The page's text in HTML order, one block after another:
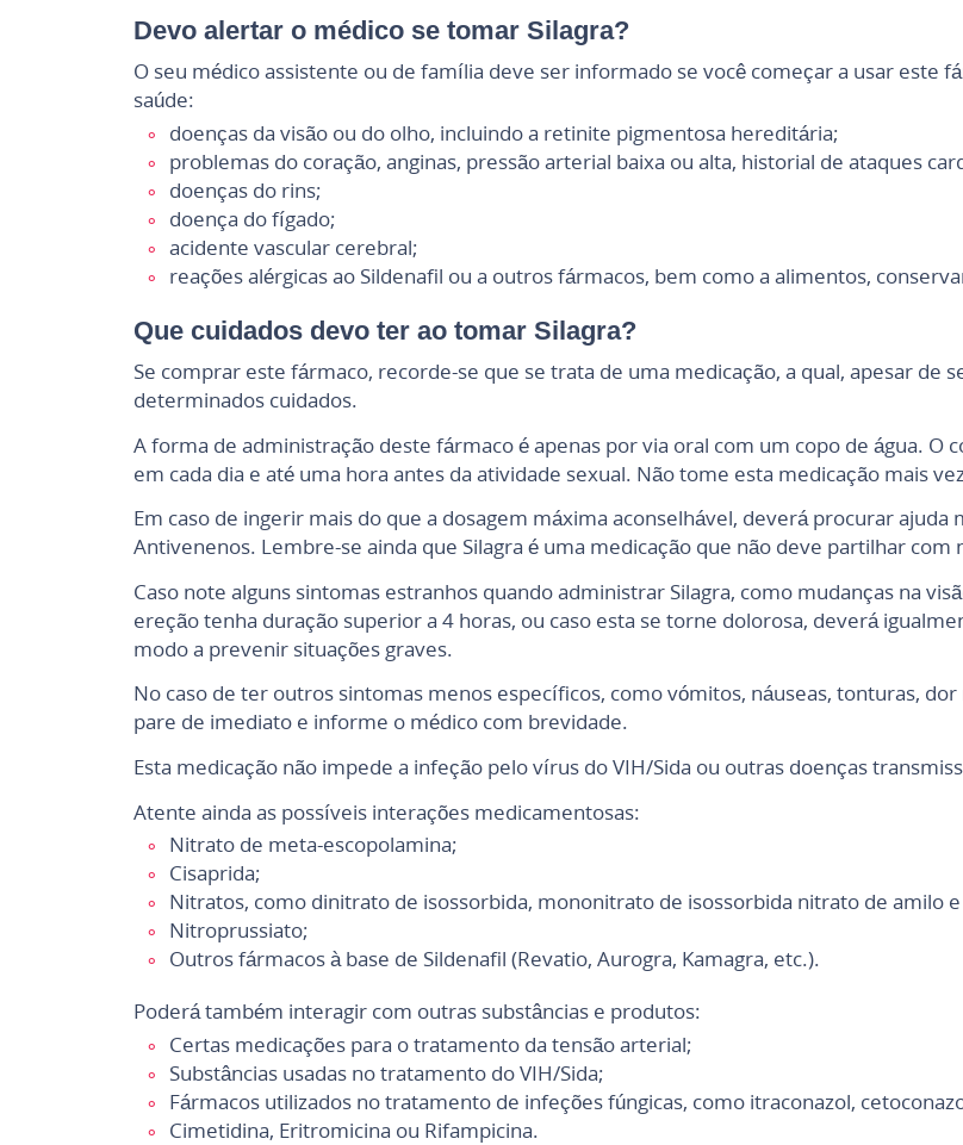
Devo alertar o médico se tomar Silagra?
O seu médico assistente ou de família deve ser informado se você começar a usar este
saúde:
doenças da visão ou do olho, incluindo a retinite pigmentosa hereditária;
problemas do coração, anginas, pressão arterial baixa ou alta, historial de ataques
doenças do rins;
doença do fígado;
acidente vascular cerebral;
reações alérgicas ao Sildenafil ou a outros fármacos, bem como a alimentos,
Que cuidados devo ter ao tomar Silagra?
Se comprar este fármaco, recorde-se que se trata de uma medicação, a qual, apesar de
determinados cuidados.
A forma de administração deste fármaco é apenas por via oral com um copo de água. O
em cada dia e até uma hora antes da atividade sexual. Não tome esta medicação mais
Em caso de ingerir mais do que a dosagem máxima aconselhável, deverá procurar
Antivenenos. Lembre-se ainda que Silagra é uma medicação que não deve partilhar com
Caso note alguns sintomas estranhos quando administrar Silagra, como mudanças na
ereção tenha duração superior a 4 horas, ou caso esta se torne dolorosa, deverá
modo a prevenir situações graves.
No caso de ter outros sintomas menos específicos, como vómitos, náuseas, tonturas,
pare de imediato e informe o médico com brevidade.
Esta medicação não impede a infeção pelo vírus do VIH/Sida ou outras doenças
Atente ainda as possíveis interações medicamentosas:
Nitrato de meta-escopolamina;
Cisaprida;
Nitratos, como dinitrato de isossorbida, mononitrato de isossorbida nitrato de amilo
Nitroprussiato;
Outros fármacos à base de Sildenafil (Revatio, Aurogra, Kamagra, etc.).
Poderá também interagir com outras substâncias e produtos:
Certas medicações para o tratamento da tensão arterial;
Substâncias usadas no tratamento do VIH/Sida;
Fármacos utilizados no tratamento de infeções fúngicas, como itraconazol,
Cimetidina, Eritromicina ou Rifampicina.